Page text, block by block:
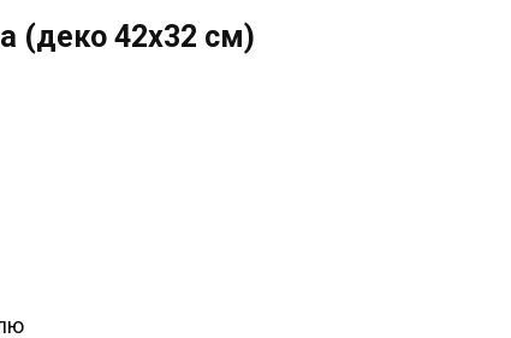
(деко 42х32 см)